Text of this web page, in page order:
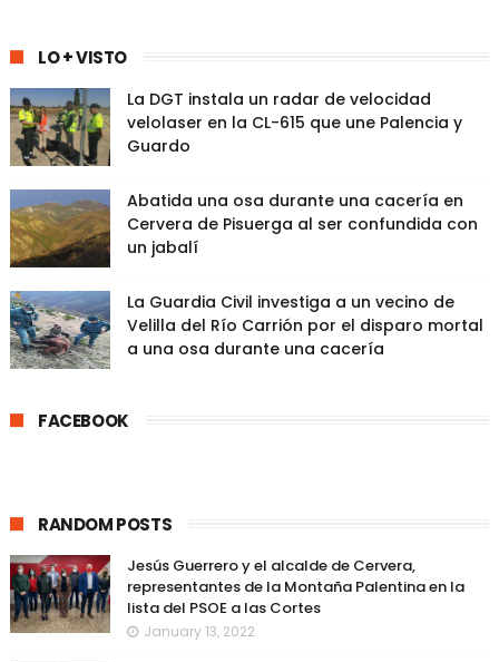
LO + VISTO
La DGT instala un radar de velocidad
velolaser en la CL-615 que une Palencia y
Guardo
Abatida una osa durante una cacería en
Cervera de Pisuerga al ser confundida con
un jabalí
La Guardia Civil investiga a un vecino de
Velilla del Río Carrión por el disparo mortal
a una osa durante una cacería
FACEBOOK
RANDOM POSTS
Jesús Guerrero y el alcalde de Cervera,
representantes de la Montaña Palentina en la
lista del PSOE a las Cortes
January 13, 2022